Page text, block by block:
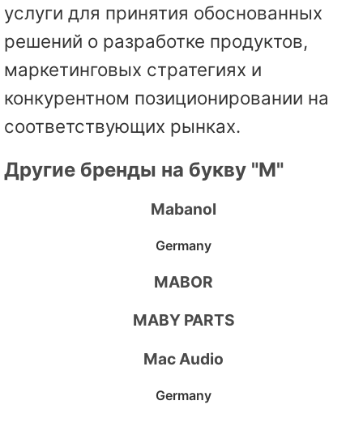
услуги для принятия обоснованных
решений о разработке продуктов,
маркетинговых стратегиях и
конкурентном позиционировании на
соответствующих рынках.
Другие бренды на букву "M"
Mabanol
Germany
MABOR
MABY PARTS
Mac Audio
Germany